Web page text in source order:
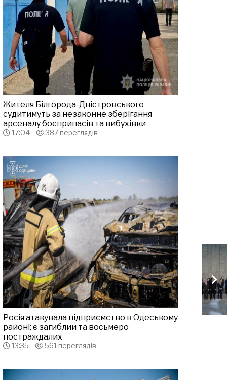
Жителя Білгорода-Дністровського
судитимуть за незаконне зберігання
арсеналу боєприпасів та вибухівки
17:04 387 переглядів
Росія атакувала підприємство в Одеському
районі: є загиблий та восьмеро
постраждалих
13:35 561 переглядів